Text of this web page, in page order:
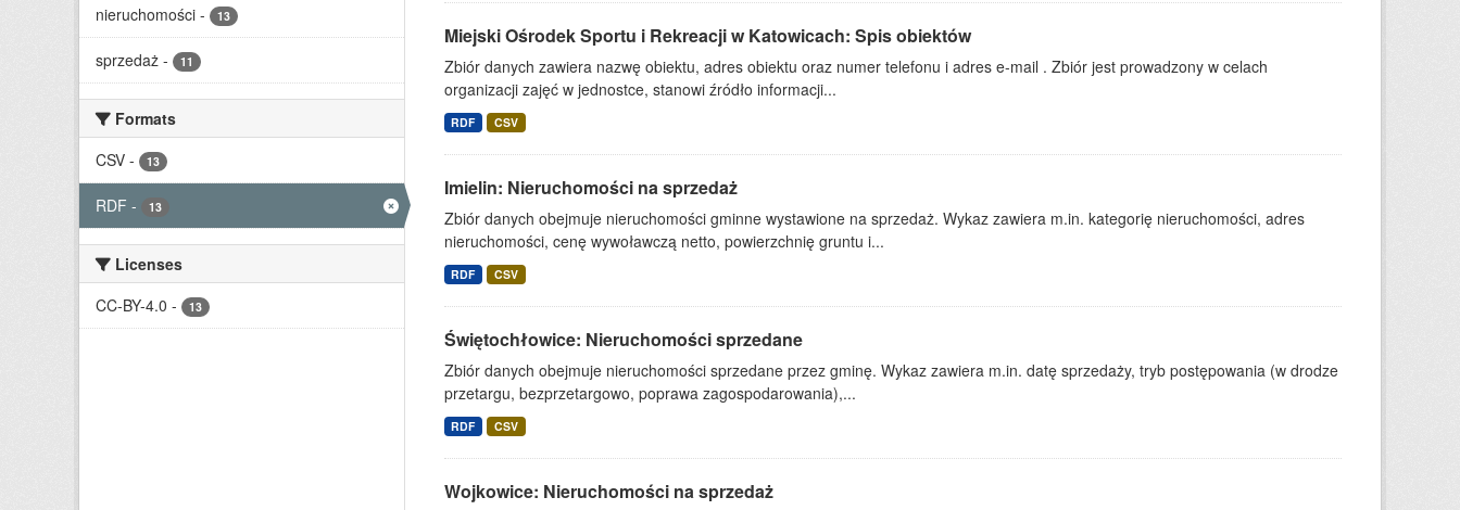
nieruchomości - 13
sprzedaż - 11
Formats
CSV - 13
RDF - 13
Licenses
CC-BY-4.0 - 13
Miejski Ośrodek Sportu i Rekreacji w Katowicach: Spis obiektów
Zbiór danych zawiera nazwę obiektu, adres obiektu oraz numer telefonu i adres e-mail . Zbiór jest prowadzony w celach
organizacji zajęć w jednostce, stanowi źródło informacji...
RDF CSV
Imielin: Nieruchomości na sprzedaż
Zbiór danych obejmuje nieruchomości gminne wystawione na sprzedaż. Wykaz zawiera m.in. kategorię nieruchomości, adres
nieruchomości, cenę wywoławczą netto, powierzchnię gruntu i...
RDF CSV
Świętochłowice: Nieruchomości sprzedane
Zbiór danych obejmuje nieruchomości sprzedane przez gminę. Wykaz zawiera m.in. datę sprzedaży, tryb postępowania (w drodze
przetargu, bezprzetargowo, poprawa zagospodarowania),...
RDF CSV
Wojkowice: Nieruchomości na sprzedaż